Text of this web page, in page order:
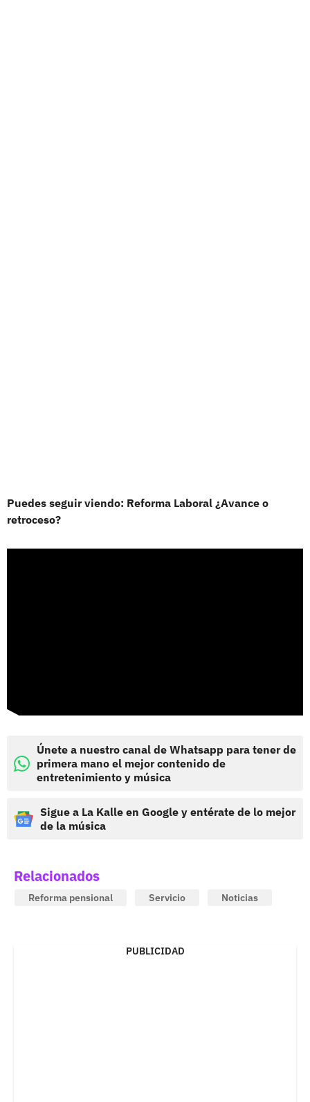
Puedes seguir viendo: Reforma Laboral ¿Avance o
retroceso?
Únete a nuestro canal de Whatsapp para tener de
primera mano el mejor contenido de
entretenimiento y música
Sigue a La Kalle en Google y entérate de lo mejor
de la música
Relacionados
Reforma pensional Servicio Noticias
PUBLICIDAD